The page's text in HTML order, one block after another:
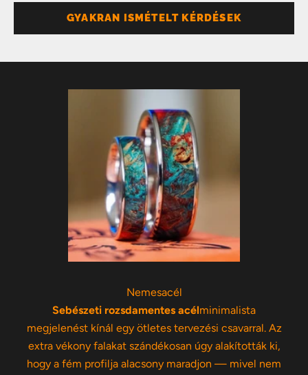
GYAKRAN ISMÉTELT KÉRDÉSEK
Nemesacél
Sebészeti rozsdamentes acélminimalista
megjelenést kínál egy ötletes tervezési csavarral. Az
extra vékony falakat szándékosan úgy alakították ki,
hogy a fém profilja alacsony maradjon — mivel nem